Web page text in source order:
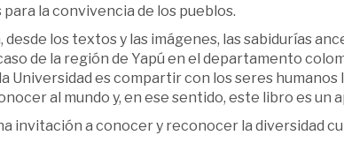
la convivencia de los pueblos.
desde los textos y las imágenes, las sabidurías
de la región de Yapú en el departamento
Universidad es compartir con los seres
al mundo y, en ese sentido, este libro es un
invitación a conocer y reconocer la diversidad